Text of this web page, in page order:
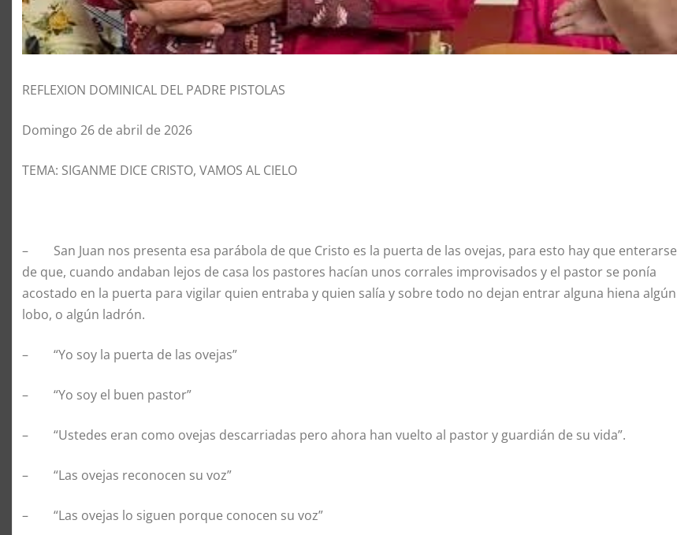
REFLEXION DOMINICAL DEL PADRE PISTOLAS
Domingo 26 de abril de 2026
TEMA: SIGANME DICE CRISTO, VAMOS AL CIELO
– San Juan nos presenta esa parábola de que Cristo es la puerta de las ovejas, para esto hay que enterarse
de que, cuando andaban lejos de casa los pastores hacían unos corrales improvisados y el pastor se ponía
acostado en la puerta para vigilar quien entraba y quien salía y sobre todo no dejan entrar alguna hiena algún
lobo, o algún ladrón.
– “Yo soy la puerta de las ovejas”
– “Yo soy el buen pastor”
– “Ustedes eran como ovejas descarriadas pero ahora han vuelto al pastor y guardián de su vida”.
– “Las ovejas reconocen su voz”
– “Las ovejas lo siguen porque conocen su voz”